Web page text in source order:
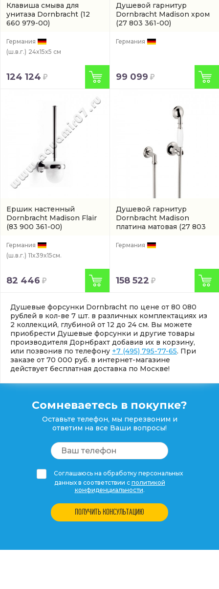
Клавиша смыва для
унитаза Dornbracht (12
660 979-00)
Германия
(ш.в.г.) 24x15x5 см
124 124
Душевой гарнитур
Dornbracht Madison хром
(27 803 361-00)
Германия
99 099
Ершик настенный
Dornbracht Madison Flair
(83 900 361-00)
Германия
(ш.в.г.) 11x39x15см.
82 446
Душевой гарнитур
Dornbracht Madison
платина матовая (27 803
Германия
158 522
Душевые форсунки Dornbracht по цене от 80 080
рублей в кол-ве 7 шт. в различных комплектациях из
2 коллекций, глубиной от 12 до 24 см. Вы можете
приобрести Душевые форсунки и другие товары
производителя Дорнбрахт добавив их в корзину,
или позвонив по телефону +7 (495) 795-77-65. При
заказе от 70 000 руб. в интернет-магазине
действует бесплатная доставка по Москве!
Сомневаетесь в покупке?
Оставьте телефон, мы перезвоним и
ответим на все Ваши вопросы!
Соглашаюсь на обработку персональных
данных в соответствии с политикой
конфиденциальности.
ПОЛУЧИТЬ КОНСУЛЬТАЦИЮ